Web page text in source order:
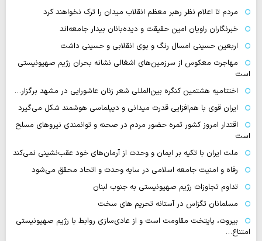
مردم تا اعلام نظر رهبر معظم انقلاب میدان را ترک نخواهند کرد
خبرنگاران راویان امین حقیقت و دیده‌بانان بیدار جامعه‌اند
اربعین حسینی امسال رنگ و بوی انقلابی و حسینی داشت
مهاجرت معکوس از سرزمین‌های اشغالی نشانه بحران رژیم صهیونیستی
است
اختتامیه هشتمین کنگره بین‌المللی شعر زنان عاشورایی در مشهد برگزار…
ایران قوی با هم‌افزایی قدرت میدانی و دیپلماسی هوشمند شکل می‌گیرد
اقتدار امروز کشور ثمره حضور مردم در صحنه و توانمندی نیروهای مسلح
است
ملت ایران با تکیه بر ایمان و وحدت از آرمان‌های خود عقب‌نشینی نمی‌کند
رفاه و امنیت جامعه اسلامی در سایه وحدت و اتحاد محقق می‌شود
تداوم تجاوزات رژیم صهیونیستی به جنوب لبنان
مسلمانان تگزاس در آستانه تحریم های سخت
بیروت، پایتخت مقاومت است و از عادی‌سازی روابط با رژیم صهیونیستی
امتناع…